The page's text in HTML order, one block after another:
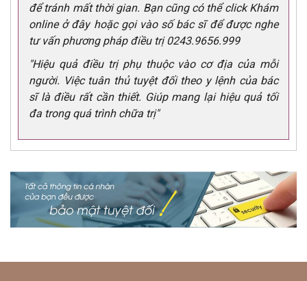
để tránh mất thời gian. Bạn cũng có thể click Khám
online ở đây hoặc gọi vào số bác sĩ để được nghe
tư vấn phương pháp điều trị 0243.9656.999
"Hiệu quả điều trị phụ thuộc vào cơ địa của mỗi
người. Việc tuân thủ tuyệt đối theo y lệnh của bác
sĩ là điều rất cần thiết. Giúp mang lại hiệu quả tối
đa trong quá trình chữa trị"